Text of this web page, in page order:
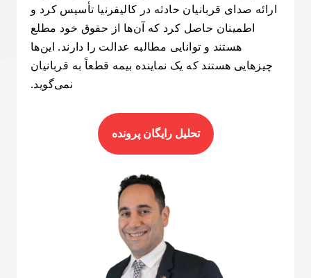
ارائه صدای قربانیان حادثه در کالیفرنیا تأسیس کرد و
اطمینان حاصل کرد که آن‌ها از حقوق خود مطلع
هستند و توانایی مطالبه عدالت را دارند. این‌ها
چیزهایی هستند که یک نماینده بیمه قطعاً به قربانیان
نمی‌گوید.
تحلیل رایگان پرونده